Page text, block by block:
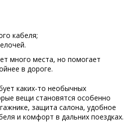
кабеля;
много места, но помогает
в дороге.
каких-то необычных
вещи становятся особенно
защита салона, удобное
и комфорт в дальних поездках.